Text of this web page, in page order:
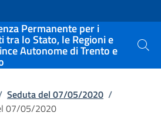
Permanente per i
tra lo Stato, le Regioni e
Autonome di Trento e Cerca
Seduta del 07/05/2020 /
07/05/2020